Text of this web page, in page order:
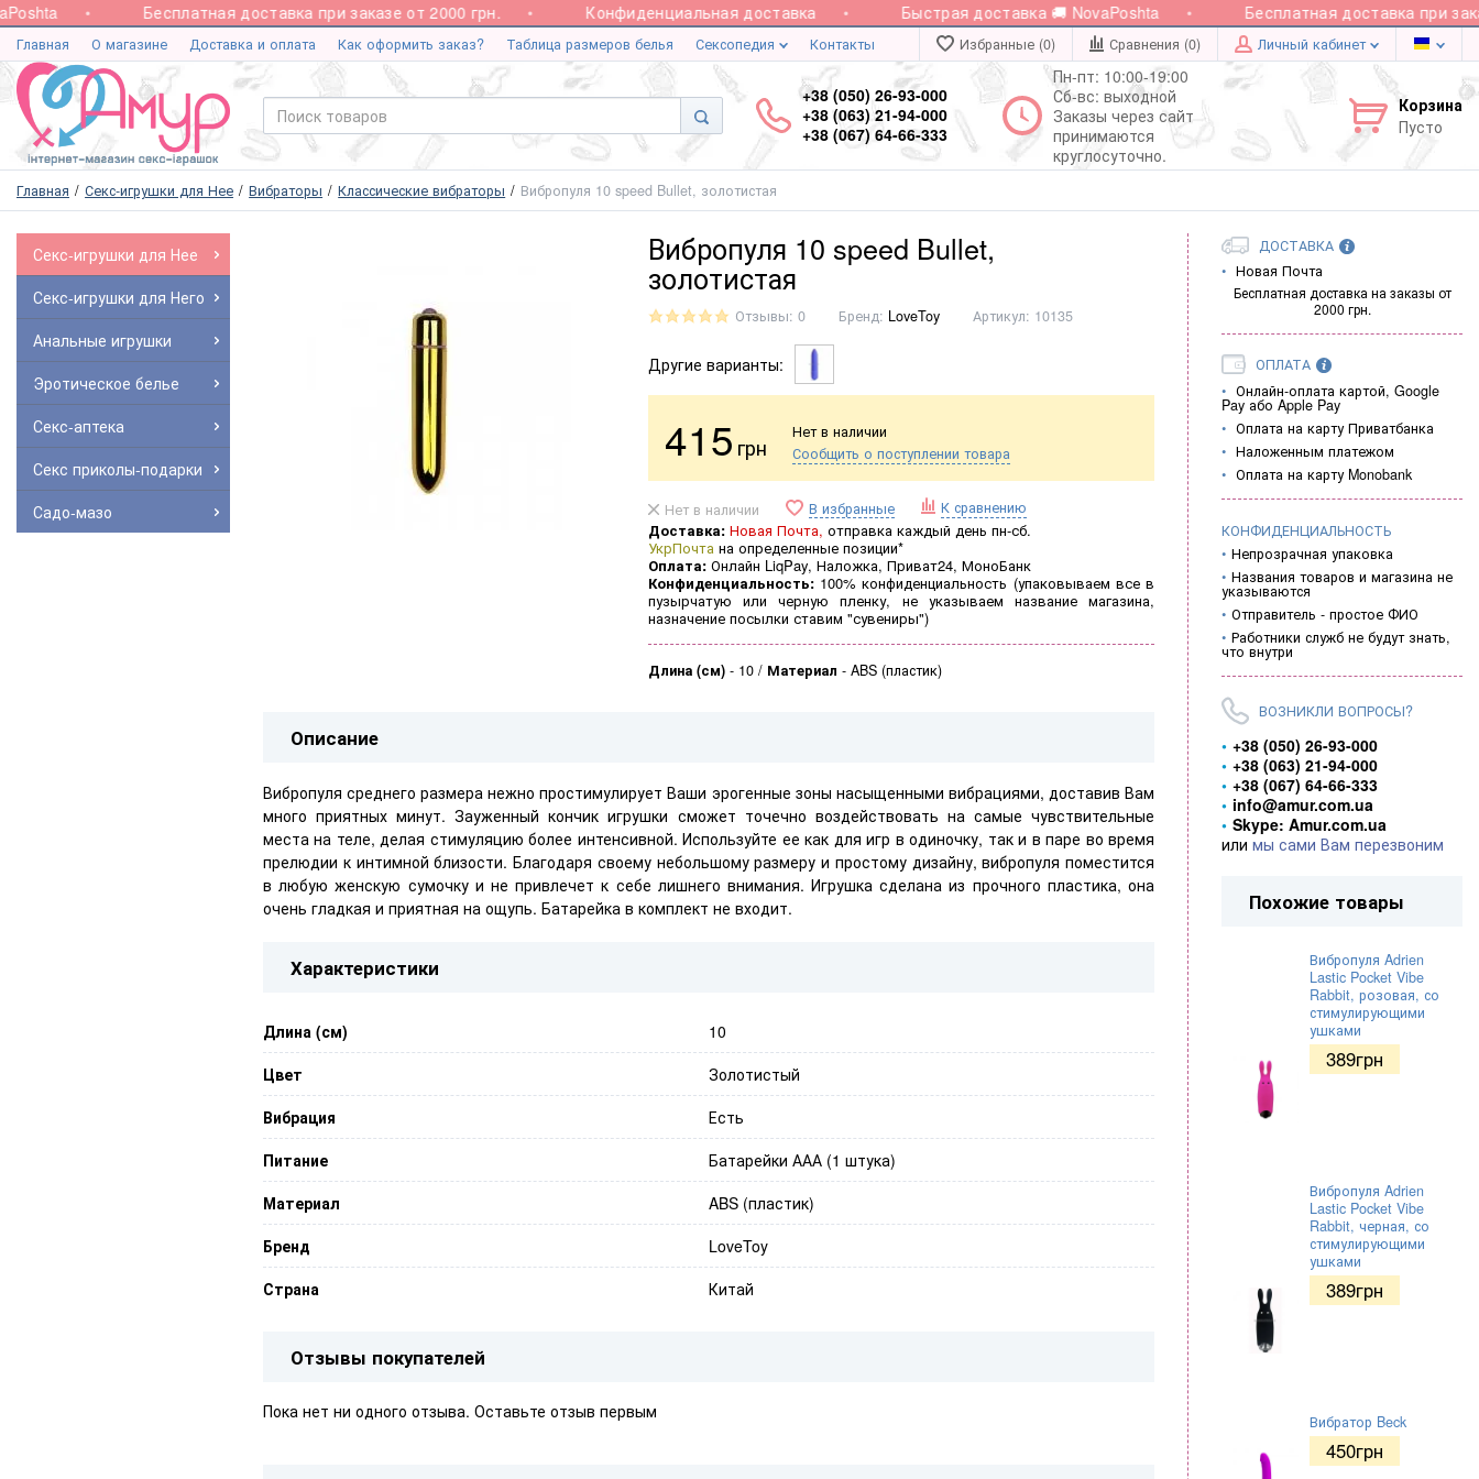
Бесплатная доставка при заказе от 2000 грн. Конфиденциальная доставка Быстрая доставка 🚚 NovaPoshta Бесплатная доставка при
Главная О магазине Доставка и оплата Как оформить заказ? Таблица размеров белья Сексопедия Контакты Избранные (0) Сравнения (0) Личный кабинет
+38 (050) 26-93-000
+38 (063) 21-94-000
+38 (067) 64-66-333
Пн-пт: 10:00-19:00
Сб-вс: выходной
Заказы через сайт
принимаются
круглосуточно.
Корзина
Пусто
Главная Секс-игрушки для Нее Вибраторы Классические вибраторы Вибропуля 10 speed Bullet, золотистая
Секс-игрушки для Нее
Секс-игрушки для Него
Анальные игрушки
Эротическое белье
Секс-аптека
Секс приколы-подарки
Садо-мазо
Вибропуля 10 speed Bullet,
золотистая
Отзывы: 0 Бренд: LoveToy Артикул: 10135
Другие варианты:
415 грн
Нет в наличии
Сообщить о поступлении товара
Нет в наличии В избранные К сравнению
Доставка: Новая Почта, отправка каждый день пн-сб.
УкрПочта на определенные позиции*
Оплата: Онлайн LiqPay, Наложка, Приват24, МоноБанк
Конфиденциальность: 100% конфиденциальность (упаковываем все в
пузырчатую или черную пленку, не указываем название магазина,
назначение посылки ставим "сувениры")
Длина (см) - 10 Материал - ABS (пластик)
Описание
Вибропуля среднего размера нежно простимулирует Ваши эрогенные зоны насыщенными вибрациями, доставив Вам
много приятных минут. Зауженный кончик игрушки сможет точечно воздействовать на самые чувствительные
места на теле, делая стимуляцию более интенсивной. Используйте ее как для игр в одиночку, так и в паре во время
прелюдии к интимной близости. Благодаря своему небольшому размеру и простому дизайну, вибропуля поместится
в любую женскую сумочку и не привлечет к себе лишнего внимания. Игрушка сделана из прочного пластика, она
очень гладкая и приятная на ощупь. Батарейка в комплект не входит.
Характеристики
Длина (см)
10
Цвет
Золотистый
Вибрация
Есть
Питание
Батарейки ААА (1 штука)
Материал
ABS (пластик)
Бренд
LoveToy
Страна
Китай
Отзывы покупателей
Пока нет ни одного отзыва. Оставьте отзыв первым
ДОСТАВКА
Новая Почта
Бесплатная доставка на заказы от
2000 грн.
ОПЛАТА
Онлайн-оплата картой, Google
Pay або Apple Pay
Оплата на карту Приватбанка
Наложенным платежом
Оплата на карту Monobank
КОНФИДЕНЦИАЛЬНОСТЬ
Непрозрачная упаковка
Названия товаров и магазина не
указываются
Отправитель - простое ФИО
Работники служб не будут знать,
что внутри
ВОЗНИКЛИ ВОПРОСЫ?
+38 (050) 26-93-000
+38 (063) 21-94-000
+38 (067) 64-66-333
info@amur.com.ua
Skype: Amur.com.ua
или мы сами Вам перезвоним
Похожие товары
Вибропуля Adrien
Lastic Pocket Vibe
Rabbit, розовая, со
стимулирующими
ушками
389грн
Вибропуля Adrien
Lastic Pocket Vibe
Rabbit, черная, со
стимулирующими
ушками
389грн
Вибратор Beck
450грн